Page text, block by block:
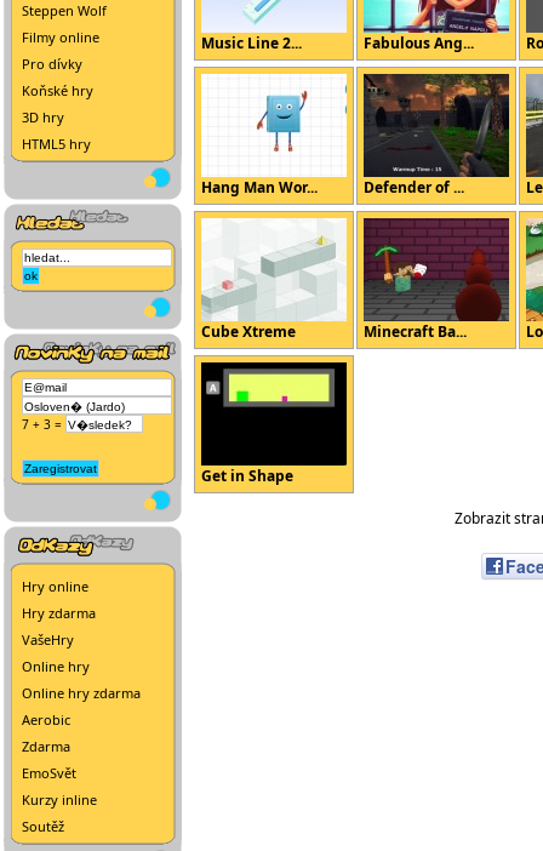
Steppen Wolf
Filmy online
Pro dívky
Koňské hry
3D hry
HTML5 hry
7 + 3 =
Hry online
Hry zdarma
VašeHry
Online hry
Online hry zdarma
Aerobic
Zdarma
EmoSvět
Kurzy inline
Soutěž
Music Line 2... Fabulous Ang...
Hang Man Wor... Defender of ...
Cube Xtreme Minecraft Ba...
Get in Shape
Zobrazit